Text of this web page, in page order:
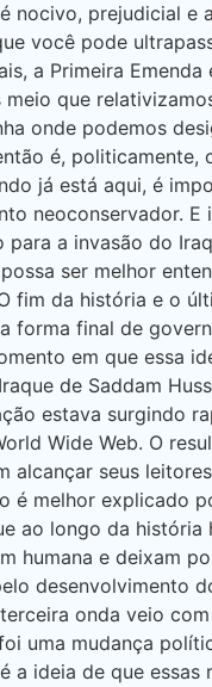
nocivo, prejudicial
você pode
a Primeira
que
onde podemos
é,
já está aqui, é
neoconservador.
a invasão do
ser melhor
fim da história e o
forma final de
em que essa
de Saddam
estava surgindo
Wide Web. O
alcançar seus
é melhor explicado
ao longo da
humana e deixam
desenvolvimento
onda veio
uma mudança
a ideia de que